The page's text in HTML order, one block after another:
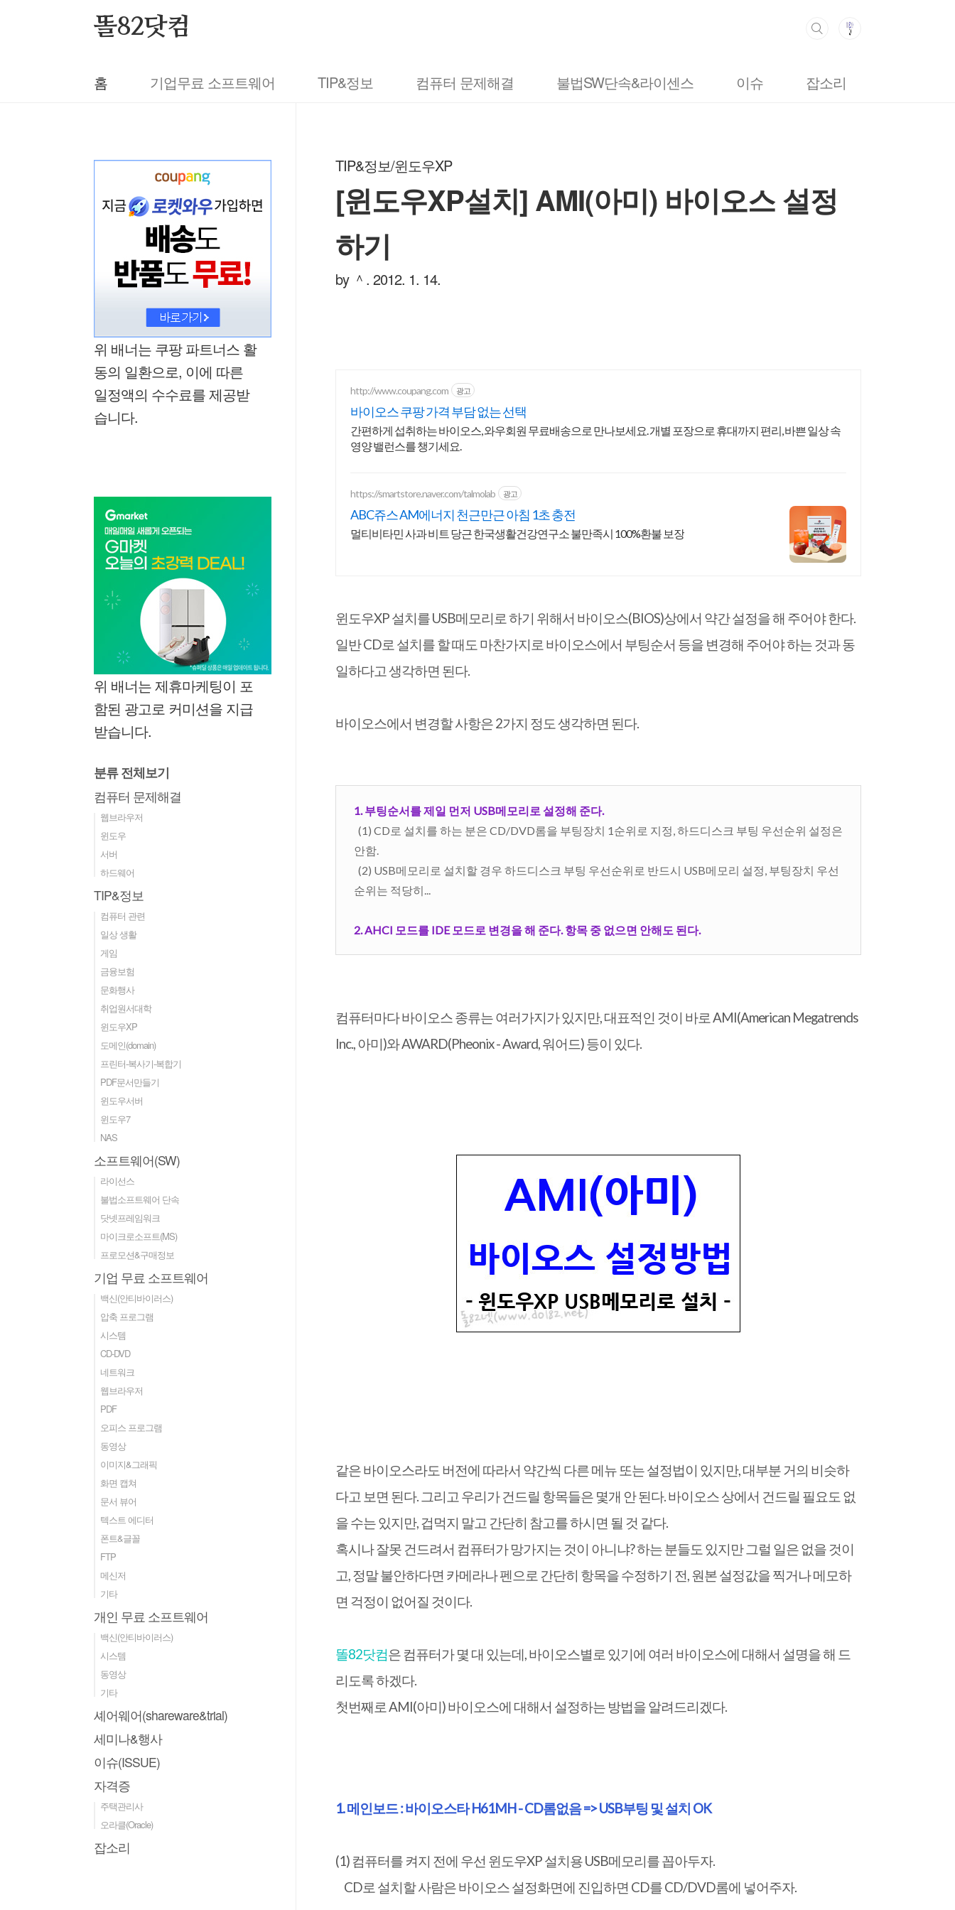
똘82닷컴
홈 기업무료 소프트웨어 TIP&정보 컴퓨터 문제해결 불법SW단속&라이센스 이슈 잡소리
TIP&정보/윈도우XP
[윈도우XP설치] AMI(아미) 바이오스 설정
하기
by ＾. 2012. 1. 14.
http://www.coupang.com 광고
바이오스 쿠팡 가격 부담 없는 선택
간편하게 섭취하는 바이오스, 와우회원 무료배송으로 만나보세요. 개별 포장으로 휴대까지 편리, 바쁜 일상 속
영양 밸런스를 챙기세요.
https://smartstore.naver.com/talmolab 광고
ABC쥬스 AM에너지 천근만근 아침 1초 충전
멀티비타민 사과 비트 당근 한국생활건강연구소 불만족시 100%환불 보장
윈도우XP 설치를 USB메모리로 하기 위해서 바이오스(BIOS)상에서 약간 설정을 해 주어야 한다.
일반 CD로 설치를 할 때도 마찬가지로 바이오스에서 부팅순서 등을 변경해 주어야 하는 것과 동
일하다고 생각하면 된다.
바이오스에서 변경할 사항은 2가지 정도 생각하면 된다.
1. 부팅순서를 제일 먼저 USB메모리로 설정해 준다.
(1) CD로 설치를 하는 분은 CD/DVD롬을 부팅장치 1순위로 지정, 하드디스크 부팅 우선순위 설정은
안함.
(2) USB메모리로 설치할 경우 하드디스크 부팅 우선순위로 반드시 USB메모리 설정, 부팅장치 우선
순위는 적당히...
2. AHCI 모드를 IDE 모드로 변경을 해 준다. 항목 중 없으면 안해도 된다.
컴퓨터마다 바이오스 종류는 여러가지가 있지만, 대표적인 것이 바로 AMI(American Megatrends
Inc., 아미)와 AWARD(Pheonix - Award, 워어드) 등이 있다.
같은 바이오스라도 버전에 따라서 약간씩 다른 메뉴 또는 설정법이 있지만, 대부분 거의 비슷하
다고 보면 된다. 그리고 우리가 건드릴 항목들은 몇개 안 된다. 바이오스 상에서 건드릴 필요도 없
을 수는 있지만, 겁먹지 말고 간단히 참고를 하시면 될 것 같다.
혹시나 잘못 건드려서 컴퓨터가 망가지는 것이 아니냐? 하는 분들도 있지만 그럴 일은 없을 것이
고, 정말 불안하다면 카메라나 펜으로 간단히 항목을 수정하기 전, 원본 설정값을 찍거나 메모하
면 걱정이 없어질 것이다.
똘82닷컴은 컴퓨터가 몇 대 있는데, 바이오스별로 있기에 여러 바이오스에 대해서 설명을 해 드
리도록 하겠다.
첫번째로 AMI(아미) 바이오스에 대해서 설정하는 방법을 알려드리겠다.
1. 메인보드 : 바이오스타 H61MH - CD롬없음 => USB부팅 및 설치 OK
(1) 컴퓨터를 켜지 전에 우선 윈도우XP 설치용 USB메모리를 꼽아두자.
CD로 설치할 사람은 바이오스 설정화면에 진입하면 CD를 CD/DVD롬에 넣어주자.
위 배너는 쿠팡 파트너스 활
동의 일환으로, 이에 따른
일정액의 수수료를 제공받
습니다.
위 배너는 제휴마케팅이 포
함된 광고로 커미션을 지급
받습니다.
분류 전체보기
컴퓨터 문제해결
웹브라우저
윈도우
서버
하드웨어
TIP&정보
컴퓨터 관련
일상 생활
게임
금융보험
문화행사
취업원서대학
윈도우XP
도메인(domain)
프린터-복사기-복합기
PDF문서만들기
윈도우서버
윈도우7
NAS
소프트웨어(SW)
라이선스
불법소프트웨어 단속
닷넷프레임워크
마이크로소프트(MS)
프로모션&구매정보
기업 무료 소프트웨어
백신(안티바이러스)
압축 프로그램
시스템
CD-DVD
네트워크
웹브라우저
PDF
오피스 프로그램
동영상
이미지&그래픽
화면 캡쳐
문서 뷰어
텍스트 에디터
폰트&글꼴
FTP
메신저
기타
개인 무료 소프트웨어
백신(안티바이러스)
시스템
동영상
기타
셰어웨어(shareware&trial)
세미나&행사
이슈(ISSUE)
자격증
주택관리사
오라클(Oracle)
잡소리